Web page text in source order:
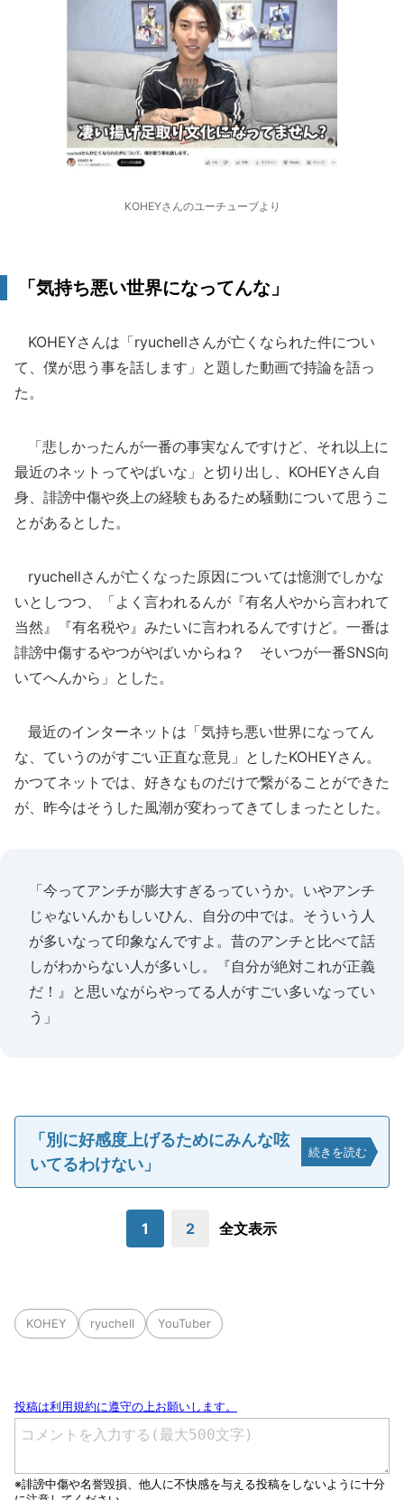
KOHEYさんのユーチューブより
「気持ち悪い世界になってんな」
KOHEYさんは「ryuchellさんが亡くなられた件につい
て、僕が思う事を話します」と題した動画で持論を語っ
た。
「悲しかったんが一番の事実なんですけど、それ以上に
最近のネットってやばいな」と切り出し、KOHEYさん自
身、誹謗中傷や炎上の経験もあるため騒動について思うこ
とがあるとした。
ryuchellさんが亡くなった原因については憶測でしかな
いとしつつ、「よく言われるんが『有名人やから言われて
当然』『有名税や』みたいに言われるんですけど。一番は
誹謗中傷するやつがやばいからね？ そいつが一番SNS向
いてへんから」とした。
最近のインターネットは「気持ち悪い世界になってん
な、ていうのがすごい正直な意見」としたKOHEYさん。
かつてネットでは、好きなものだけで繋がることができた
が、昨今はそうした風潮が変わってきてしまったとした。
「今ってアンチが膨大すぎるっていうか。いやアンチ
じゃないんかもしいひん、自分の中では。そういう人
が多いなって印象なんですよ。昔のアンチと比べて話
しがわからない人が多いし。『自分が絶対これが正義
だ！』と思いながらやってる人がすごい多いなってい
う」
「別に好感度上げるためにみんな呟
いてるわけない」
続きを読む
1 2 全文表示
KOHEY ryuchell YouTuber